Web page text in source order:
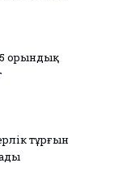
орындық
тұрғын